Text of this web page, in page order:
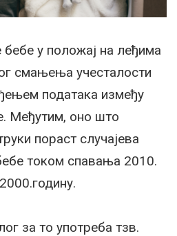
у положај на леђима
смањења учесталости
података између
Међутим, оно што
пораст случајева
током спавања 2010.
за то употреба тзв.